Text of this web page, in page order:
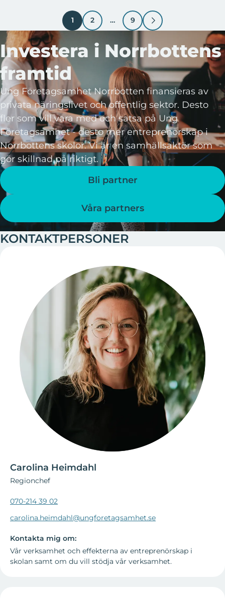
1 2 … 9
Investera i Norrbottens
framtid
Ung Företagsamhet Norrbotten finansieras av
privata näringslivet och offentlig sektor. Desto
fler som vill vara med och satsa på Ung
Företagsamhet - desto mer entreprenörskap i
Norrbottens skolor. Vi är en samhällsaktör som
gör skillnad på riktigt.
Bli partner
Våra partners
KONTAKTPERSONER
Carolina Heimdahl
Regionchef
070-214 39 02
carolina.heimdahl@ungforetagsamhet.se
Kontakta mig om:
Vår verksamhet och effekterna av entreprenörskap i
skolan samt om du vill stödja vår verksamhet.